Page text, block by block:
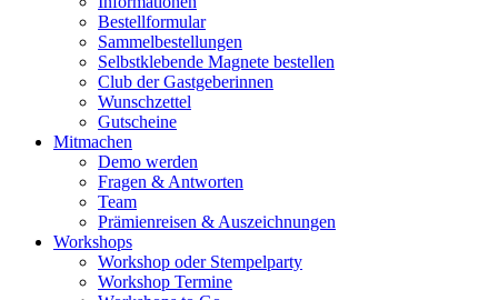
Bestellformular
Sammelbestellungen
Selbstklebende Magnete bestellen
Club der Gastgeberinnen
Wunschzettel
Gutscheine
Mitmachen
Demo werden
Fragen & Antworten
Team
Prämienreisen & Auszeichnungen
Workshops
Workshop oder Stempelparty
Workshop Termine